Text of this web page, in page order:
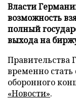
Власти
возможность
полный
выхода на
временно
оборонного
«Новости».